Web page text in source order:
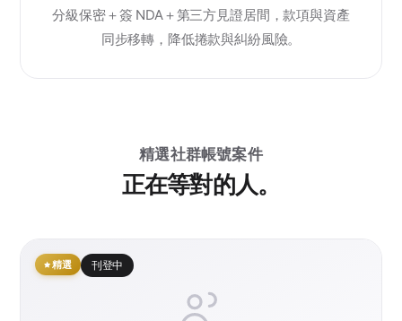
分級保密＋簽 NDA＋第三方見證居間，款項與資產
同步移轉，降低捲款與糾紛風險。
精選社群帳號案件
正在等對的人。
精選 刊登中